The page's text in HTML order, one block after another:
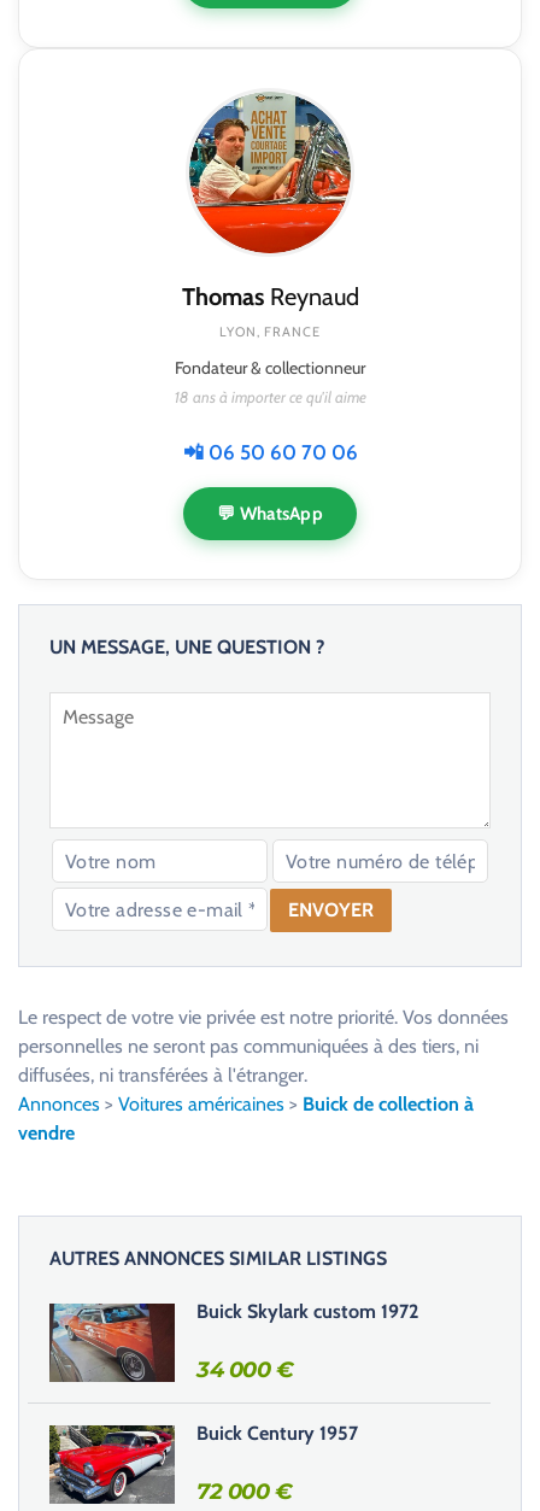
ThomasReynaud
LYON, FRANCE
Fondateur & collectionneur
18 ans à importer ce qu'il aime
📲 06 50 60 70 06
💬 WhatsApp
UN MESSAGE, UNE QUESTION ?
e
s
e
r
c
e
c
h
a
Le respect de votre vie privée est notre priorité. Vos données
personnelles ne seront pas communiquées à des tiers, ni
diffusées, ni transférées à l'étranger.
Annonces > Voitures américaines > Buick de collection à
vendre
AUTRES ANNONCES SIMILAR LISTINGS
Buick Skylark custom 1972
34 000€
Buick Century 1957
72 000€